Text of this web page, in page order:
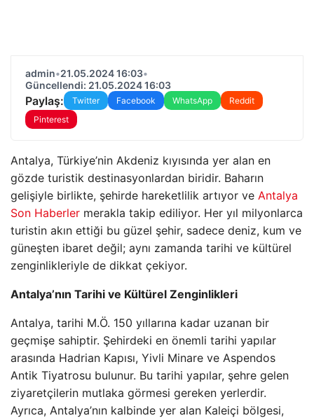
admin•21.05.2024 16:03•
Güncellendi: 21.05.2024 16:03
Paylaş: Twitter Facebook WhatsApp
Reddit
Pinterest
Antalya, Türkiye’nin Akdeniz kıyısında yer alan en
gözde turistik destinasyonlardan biridir. Baharın
gelişiyle birlikte, şehirde hareketlilik artıyor ve Antalya
Son Haberler merakla takip ediliyor. Her yıl milyonlarca
turistin akın ettiği bu güzel şehir, sadece deniz, kum ve
güneşten ibaret değil; aynı zamanda tarihi ve kültürel
zenginlikleriyle de dikkat çekiyor.
Antalya’nın Tarihi ve Kültürel Zenginlikleri
Antalya, tarihi M.Ö. 150 yıllarına kadar uzanan bir
geçmişe sahiptir. Şehirdeki en önemli tarihi yapılar
arasında Hadrian Kapısı, Yivli Minare ve Aspendos
Antik Tiyatrosu bulunur. Bu tarihi yapılar, şehre gelen
ziyaretçilerin mutlaka görmesi gereken yerlerdir.
Ayrıca, Antalya’nın kalbinde yer alan Kaleiçi bölgesi,